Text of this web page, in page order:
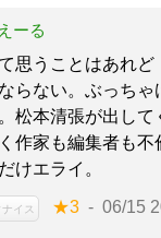
ーる
思うことはあれど
らない。ぶっちゃ
松本清張が出して
作家も編集者も不
けエライ。
ナイス ★3 06/15